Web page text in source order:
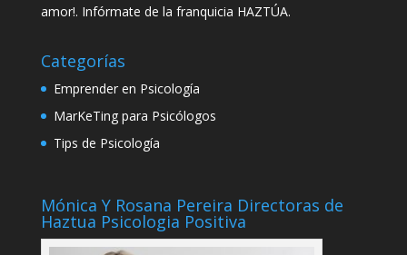
amor!. Infórmate de la franquicia HAZTÚA.
Categorías
Emprender en Psicología
MarKeTing para Psicólogos
Tips de Psicología
Mónica Y Rosana Pereira Directoras de
Haztua Psicologia Positiva